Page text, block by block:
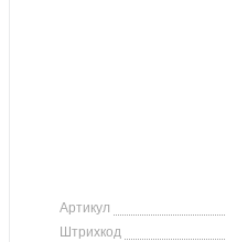
Артикул
Штрихкод